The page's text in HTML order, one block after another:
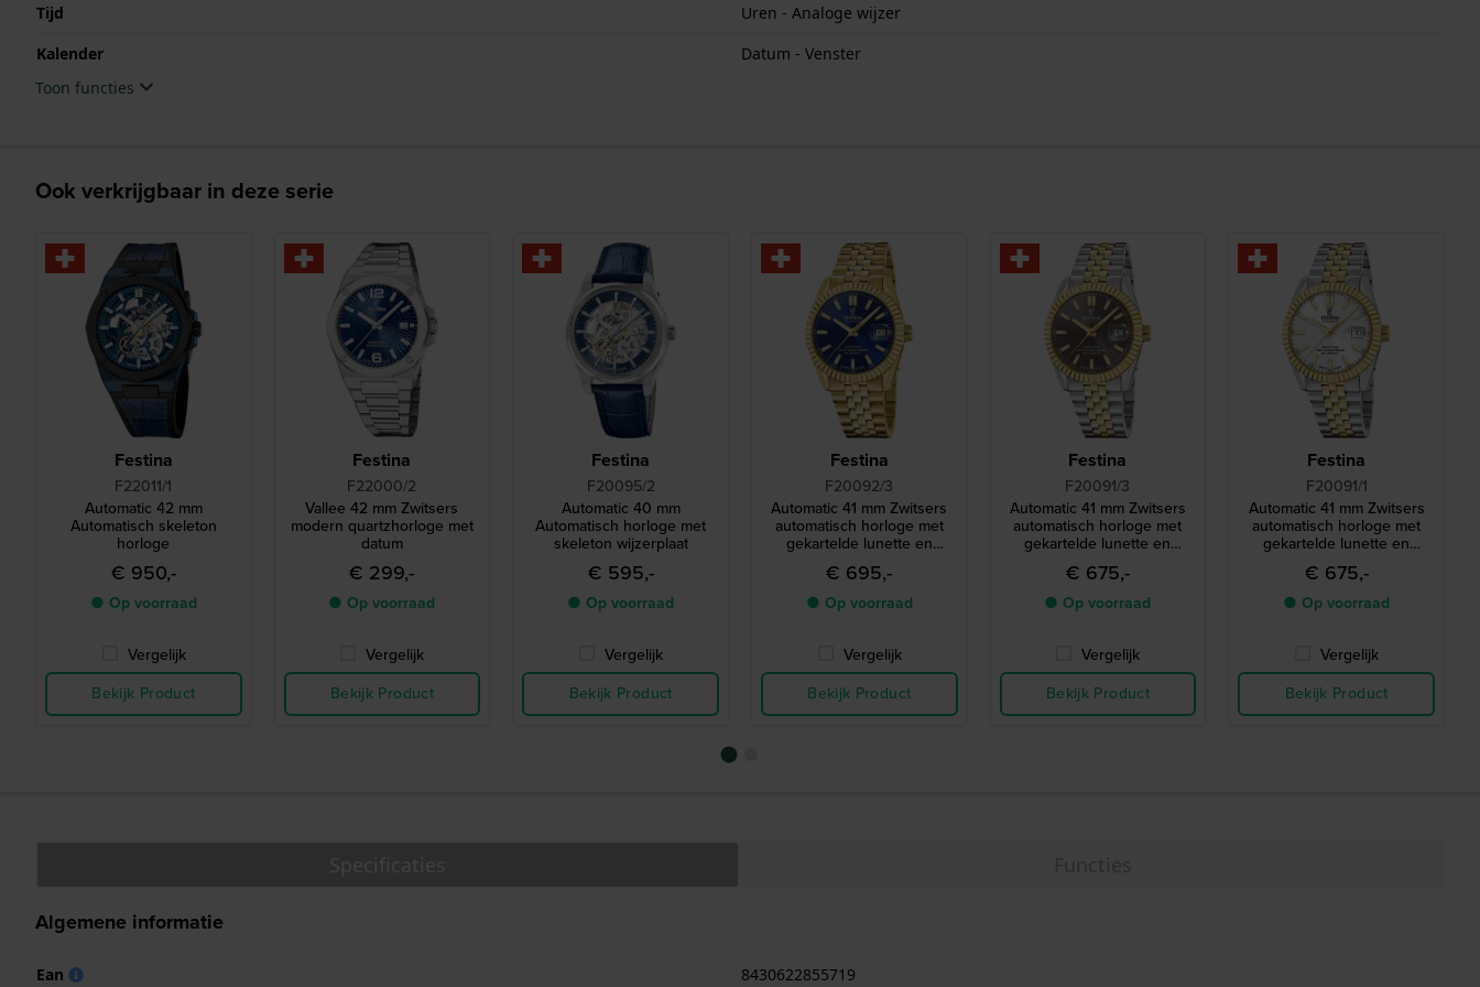
Tijd
Uren - Analoge wijzer
Kalender
Datum - Venster
Toon functies
Ook verkrijgbaar in deze serie
Festina
F22011/1
Automatic 42 mm
Automatisch skeleton
horloge
€ 950,-
● Op voorraad
Vergelijk
Bekijk Product
Festina
F22000/2
Vallee 42 mm Zwitsers
modern quartzhorloge met
datum
€ 299,-
● Op voorraad
Vergelijk
Bekijk Product
Festina
F20095/2
Automatic 40 mm
Automatisch horloge met
skeleton wijzerplaat
€ 595,-
● Op voorraad
Vergelijk
Bekijk Product
Festina
F20092/3
Automatic 41 mm Zwitsers
automatisch horloge met
gekartelde lunette en
datum-vergrootglas
€ 695,-
● Op voorraad
Vergelijk
Bekijk Product
Festina
F20091/3
Automatic 41 mm Zwitsers
automatisch horloge met
gekartelde lunette en
datum-vergrootglas
€ 675,-
● Op voorraad
Vergelijk
Bekijk Product
Festina
F20091/1
Automatic 41 mm Zwitsers
automatisch horloge met
gekartelde lunette en
datum-vergrootglas
€ 675,-
● Op voorraad
Vergelijk
Bekijk Product
Algemene informatie
Ean 8430622855719